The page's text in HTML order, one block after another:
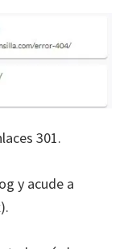
301.
y acude a